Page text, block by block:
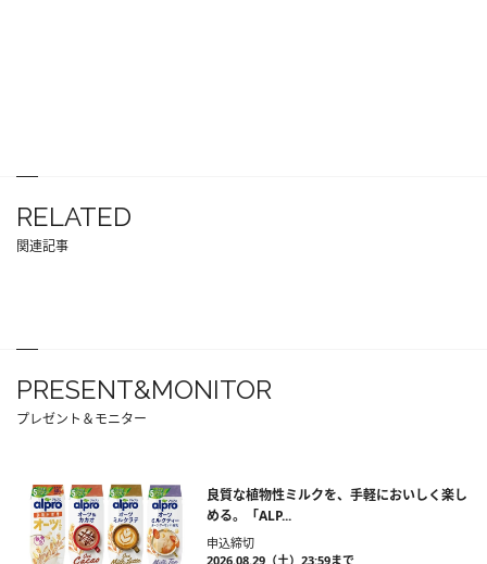
RELATED
関連記事
PRESENT&MONITOR
プレゼント＆モニター
良質な植物性ミルクを、手軽においしく楽し
める。「ALP...
申込締切
2026.08.29（土）23:59まで